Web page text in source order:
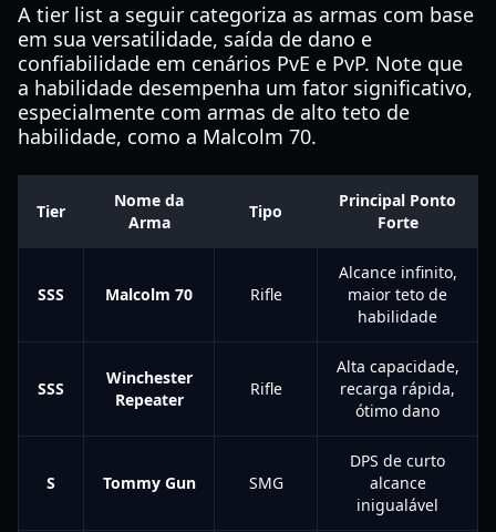
A tier list a seguir categoriza as armas com base
em sua versatilidade, saída de dano e
confiabilidade em cenários PvE e PvP. Note que
a habilidade desempenha um fator significativo,
especialmente com armas de alto teto de
habilidade, como a Malcolm 70.
Tier
Nome da
Arma
Tipo
Principal Ponto
Forte
SSS Malcolm 70 Rifle
Alcance infinito,
maior teto de
habilidade
SSS
Winchester
Repeater
Rifle
Alta capacidade,
recarga rápida,
ótimo dano
S Tommy Gun SMG
DPS de curto
alcance
inigualável